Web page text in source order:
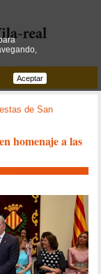
de San
homenaje a las
Aceptar